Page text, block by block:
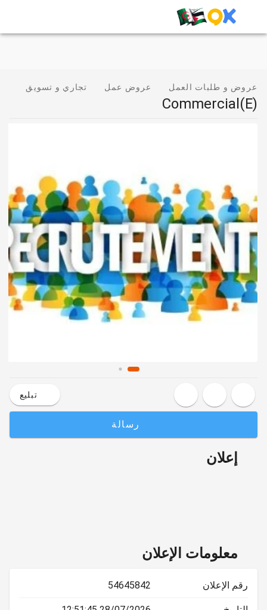
عروض و طلبات العمل عروض عمل تجاري و تسويق
Commercial(e)
تبليع
رسالة
إعلان
معلومات الإعلان
رقم الإعلان 54645842